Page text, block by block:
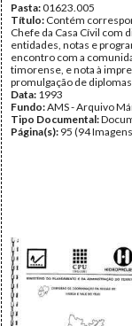
Pasta:01623.005
Título: Contém
Chefe da Casa Cívil com
entidades, notas e
encontro com a
timorense, e nota à
promulgação de diplomas
Data: 1993
Fundo:AMS - Arquivo
Tipo Documental:
Página(s): 95 (94